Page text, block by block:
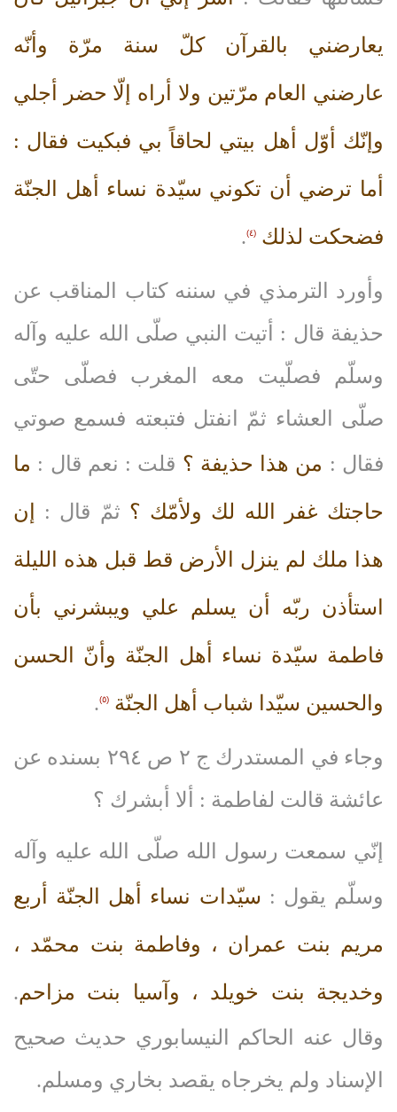
يعارضني بالقرآن كلّ سنة مرّة وأنّه
عارضني العام مرّتين ولا أراه إلّا حضر أجلي
وإنّك أوّل أهل بيتي لحاقاً بي فبكيت فقال :
أما ترضي أن تكوني سيّدة نساء أهل الجنّة
فضحكت لذلك (٤) .
وأورد الترمذي في سننه كتاب المناقب عن
حذيفة قال : أتيت النبي صلّى‌ الله‌ عليه‌ وآله‌
وسلّم فصلّيت معه المغرب فصلّى حتّى
صلّى العشاء ثمّ انفتل فتبعته فسمع صوتي
فقال : من هذا حذيفة ؟ قلت : نعم قال : ما
حاجتك غفر الله لك ولأمّك ؟ ثمّ قال : إن
هذا ملك لم ينزل الأرض قط قبل هذه الليلة
استأذن ربّه أن يسلم علي ويبشرني بأن
فاطمة سيّدة نساء أهل الجنّة وأنّ الحسن
والحسين سيّدا شباب أهل الجنّة (٥) .
وجاء في المستدرك ج ٢ ص ٢٩٤ بسنده عن
عائشة قالت لفاطمة : ألا أبشرك ؟
إنّي سمعت رسول الله صلّى‌ الله‌ عليه‌ وآله‌
وسلّم يقول : سيّدات نساء أهل الجنّة أربع
مريم بنت عمران ، وفاطمة بنت محمّد ،
وخديجة بنت خويلد ، وآسيا بنت مزاحم.
وقال عنه الحاكم النيسابوري حديث صحيح
الإسناد ولم يخرجاه يقصد بخاري ومسلم.